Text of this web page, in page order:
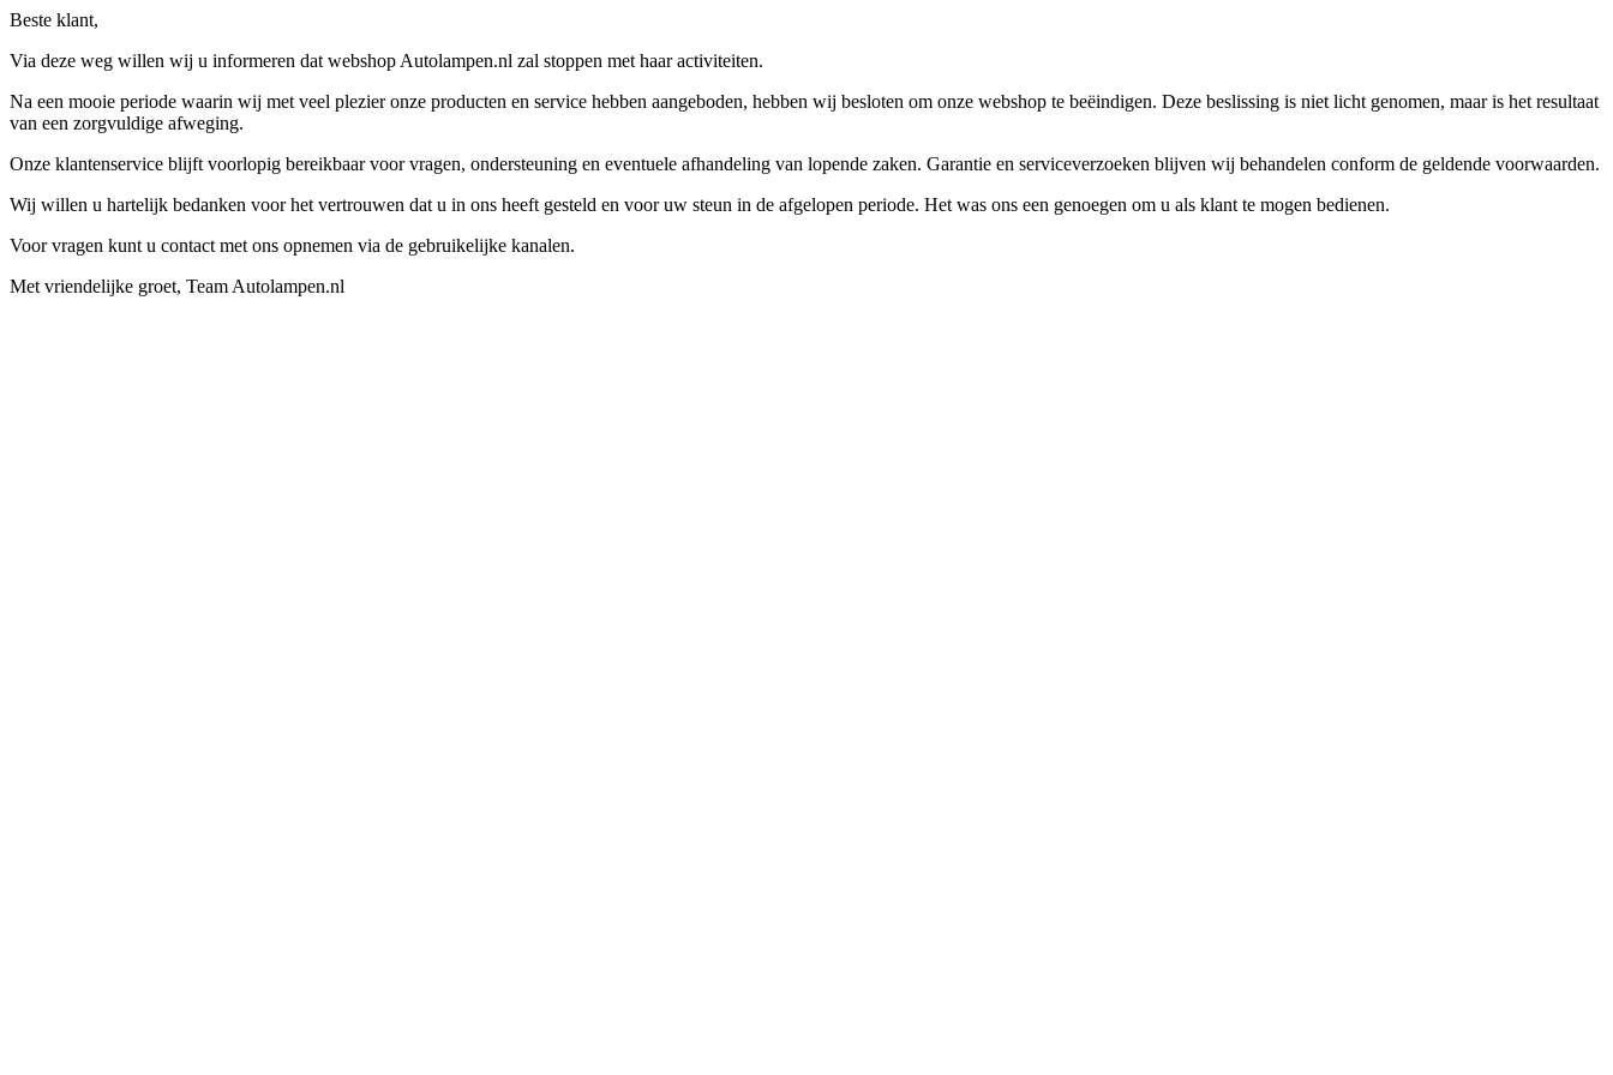
Beste klant,
Via deze weg willen wij u informeren dat webshop Autolampen.nl zal stoppen met haar activiteiten.
Na een mooie periode waarin wij met veel plezier onze producten en service hebben aangeboden, hebben wij besloten om onze webshop te beëindigen. Deze beslissing is niet licht genomen, maar is het resultaat
van een zorgvuldige afweging.
Onze klantenservice blijft voorlopig bereikbaar voor vragen, ondersteuning en eventuele afhandeling van lopende zaken. Garantie en serviceverzoeken blijven wij behandelen conform de geldende voorwaarden.
Wij willen u hartelijk bedanken voor het vertrouwen dat u in ons heeft gesteld en voor uw steun in de afgelopen periode. Het was ons een genoegen om u als klant te mogen bedienen.
Voor vragen kunt u contact met ons opnemen via de gebruikelijke kanalen.
Met vriendelijke groet, Team Autolampen.nl